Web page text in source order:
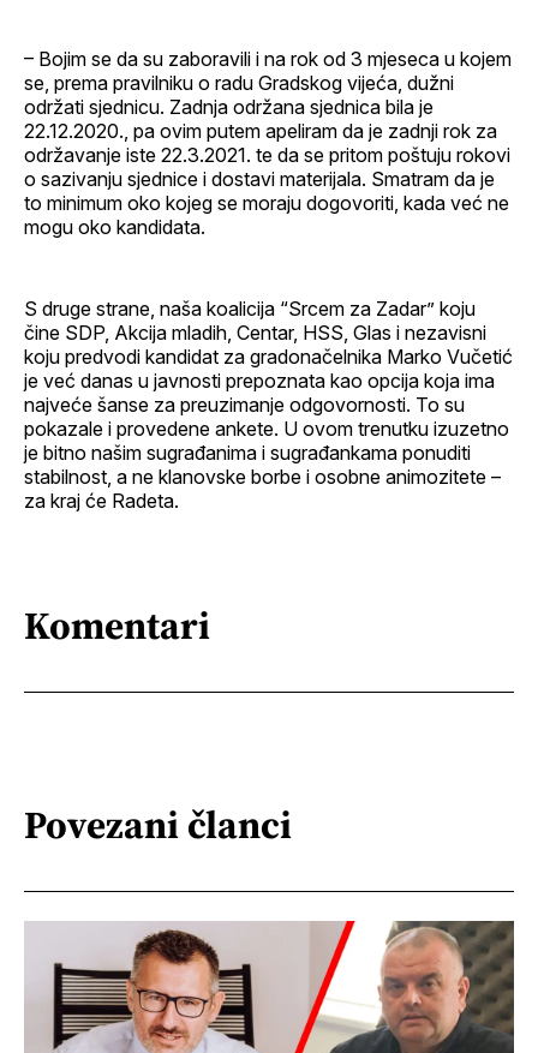
– Bojim se da su zaboravili i na rok od 3 mjeseca u kojem
se, prema pravilniku o radu Gradskog vijeća, dužni
održati sjednicu. Zadnja održana sjednica bila je
22.12.2020., pa ovim putem apeliram da je zadnji rok za
održavanje iste 22.3.2021. te da se pritom poštuju rokovi
o sazivanju sjednice i dostavi materijala. Smatram da je
to minimum oko kojeg se moraju dogovoriti, kada već ne
mogu oko kandidata.
S druge strane, naša koalicija “Srcem za Zadar” koju
čine SDP, Akcija mladih, Centar, HSS, Glas i nezavisni
koju predvodi kandidat za gradonačelnika Marko Vučetić
je već danas u javnosti prepoznata kao opcija koja ima
najveće šanse za preuzimanje odgovornosti. To su
pokazale i provedene ankete. U ovom trenutku izuzetno
je bitno našim sugrađanima i sugrađankama ponuditi
stabilnost, a ne klanovske borbe i osobne animozitete –
za kraj će Radeta.
Komentari
Povezani članci